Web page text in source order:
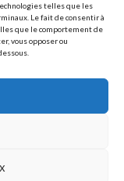
telles que les
Le fait de consentir à
que le comportement de
vous opposer ou